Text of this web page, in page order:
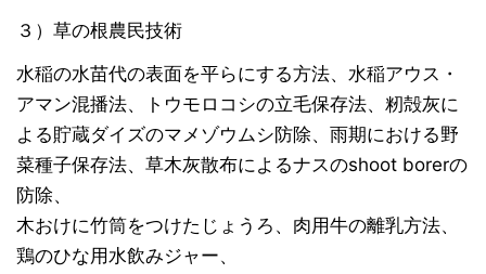
３）草の根農民技術
水稲の水苗代の表面を平らにする方法、水稲アウス・
アマン混播法、トウモロコシの立毛保存法、籾殻灰に
よる貯蔵ダイズのマメゾウムシ防除、雨期における野
菜種子保存法、草木灰散布によるナスのshoot borerの
防除、
木おけに竹筒をつけたじょうろ、肉用牛の離乳方法、
鶏のひな用水飲みジャー、